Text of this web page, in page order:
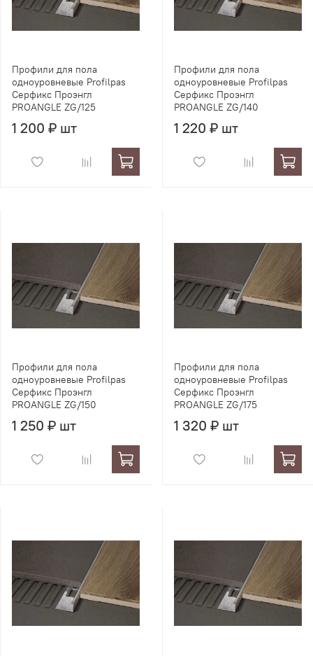
Профили для пола
одноуровневые Profilpas
Серфикс Проэнгл
PROANGLE ZG/125
1 200 ₽ шт
Профили для пола
одноуровневые Profilpas
Серфикс Проэнгл
PROANGLE ZG/140
1 220 ₽ шт
Профили для пола
одноуровневые Profilpas
Серфикс Проэнгл
PROANGLE ZG/150
1 250 ₽ шт
Профили для пола
одноуровневые Profilpas
Серфикс Проэнгл
PROANGLE ZG/175
1 320 ₽ шт